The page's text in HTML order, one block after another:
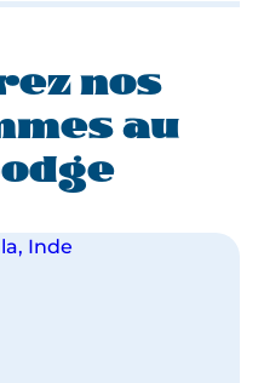
nos
au